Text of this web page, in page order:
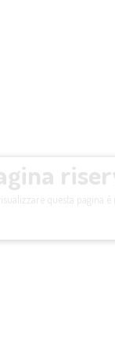
questa pagina